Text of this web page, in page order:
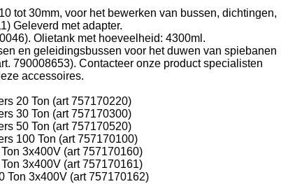
tot 30mm, voor het bewerken van bussen, dichtingen,
Geleverd met adapter.
Olietank met hoeveelheid: 4300ml.
en geleidingsbussen voor het duwen van spiebanen
790008653). Contacteer onze product specialisten
accessoires.
20 Ton (art 757170220)
30 Ton (art 757170300)
50 Ton (art 757170520)
100 Ton (art 757170100)
3x400V (art 757170160)
3x400V (art 757170161)
Ton 3x400V (art 757170162)